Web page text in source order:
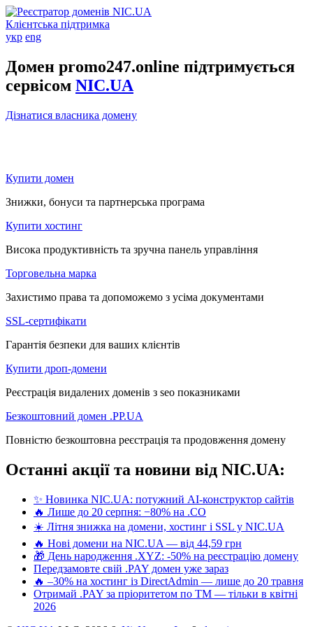
Клієнтська підтримка
укр eng
Домен promo247.online підтримується
сервісом NIC.UA
Дізнатися власника домену
Купити домен
Знижки, бонуси та партнерська програма
Купити хостинг
Висока продуктивність та зручна панель управління
Торговельна марка
Захистимо права та допоможемо з усіма документами
SSL-сертифікати
Гарантія безпеки для ваших клієнтів
Купити дроп-домени
Реєстрація видалених доменів з seo показниками
Безкоштовний домен .PP.UA
Повністю безкоштовна реєстрація та продовження домену
Останні акції та новини від NIC.UA:
✨ Новинка NIC.UA: потужний AI-конструктор сайтів
🔥 Лише до 20 серпня: −80% на .CO
☀️ Літня знижка на домени, хостинг і SSL у NIC.UA
🔥 Нові домени на NIC.UA — від 44,59 грн
🎁 День народження .XYZ: -50% на реєстрацію домену
Передзамовте свій .PAY домен уже зараз
🔥 –30% на хостинг із DirectAdmin — лише до 20 травня
Отримай .PAY за пріоритетом по ТМ — тільки в квітні
2026